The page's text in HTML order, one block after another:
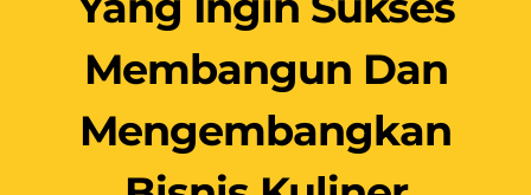
Promonya akan segera
berakhir!